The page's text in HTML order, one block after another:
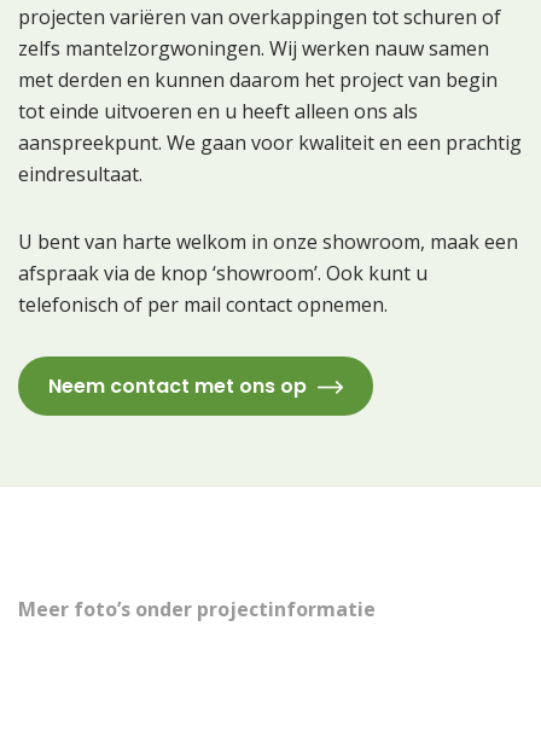
projecten variëren van overkappingen tot schuren of
zelfs mantelzorgwoningen. Wij werken nauw samen
met derden en kunnen daarom het project van begin
tot einde uitvoeren en u heeft alleen ons als
aanspreekpunt. We gaan voor kwaliteit en een prachtig
eindresultaat.
U bent van harte welkom in onze showroom, maak een
afspraak via de knop ‘showroom’. Ook kunt u
telefonisch of per mail contact opnemen.
Neem contact met ons op
Meer foto’s onder projectinformatie